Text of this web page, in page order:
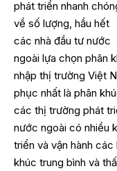
phát triển nhanh
về số lượng, hầu hết
các nhà đầu tư nước
ngoài lựa chọn phân
nhập thị trường Việt
phục nhất là phân
các thị trường phát
nước ngoài có nhiều
triển và vận hành
khúc trung bình và